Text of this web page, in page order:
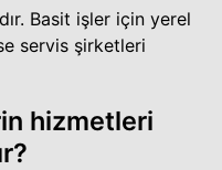
Basit işler için yerel
servis şirketleri
hizmetleri